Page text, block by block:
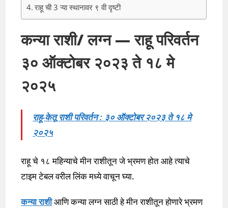
राहू ची 3 ऱ्या स्थानावर ९ वी दृष्टी
कन्या राशी/ लग्न — राहू परिवर्तन
३० ऑक्टोबर २०२३ ते १८ मे
२०२५
राहू-केतू राशी परिवर्तन : ३० ऑक्टोबर २०२३ ते १८ मे
२०२५
राहू चे १८ महिन्याचे मीन राशीतून जे भ्रमण होत आहे त्याचे
टाइम टेबल वरील लिंक मध्ये वाचून घ्या.
कन्या राशीआणि कन्या लग्न साठी हे मीन राशीतून होणारे भ्रमण